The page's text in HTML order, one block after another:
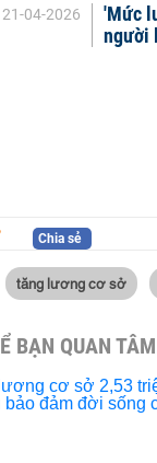
21-04-2026
'Mức
người
Chia sẻ
tăng lương cơ sở
BẠN QUAN TÂM